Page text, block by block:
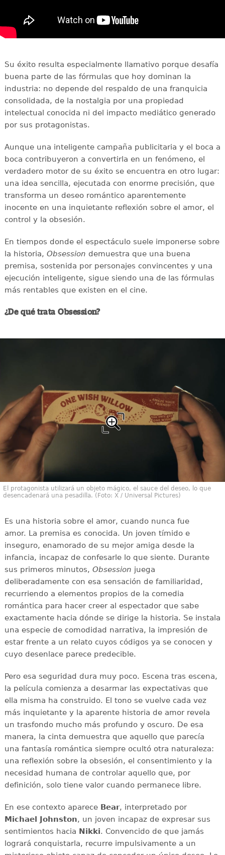
Su éxito resulta especialmente llamativo porque desafía
buena parte de las fórmulas que hoy dominan la
industria: no depende del respaldo de una franquicia
consolidada, de la nostalgia por una propiedad
intelectual conocida ni del impacto mediático generado
por sus protagonistas.
Aunque una inteligente campaña publicitaria y el boca a
boca contribuyeron a convertirla en un fenómeno, el
verdadero motor de su éxito se encuentra en otro lugar:
una idea sencilla, ejecutada con enorme precisión, que
transforma un deseo romántico aparentemente
inocente en una inquietante reflexión sobre el amor, el
control y la obsesión.
En tiempos donde el espectáculo suele imponerse sobre
la historia, Obsession demuestra que una buena
premisa, sostenida por personajes convincentes y una
ejecución inteligente, sigue siendo una de las fórmulas
más rentables que existen en el cine.
¿De qué trata Obsession?
El protagonista utilizará un objeto mágico, el sauce del deseo, lo que
desencadenará una pesadilla. (Foto: X / Universal Pictures)
Es una historia sobre el amor, cuando nunca fue
amor. La premisa es conocida. Un joven tímido e
inseguro, enamorado de su mejor amiga desde la
infancia, incapaz de confesarle lo que siente. Durante
sus primeros minutos, Obsession juega
deliberadamente con esa sensación de familiaridad,
recurriendo a elementos propios de la comedia
romántica para hacer creer al espectador que sabe
exactamente hacia dónde se dirige la historia. Se instala
una especie de comodidad narrativa, la impresión de
estar frente a un relato cuyos códigos ya se conocen y
cuyo desenlace parece predecible.
Pero esa seguridad dura muy poco. Escena tras escena,
la película comienza a desarmar las expectativas que
ella misma ha construido. El tono se vuelve cada vez
más inquietante y la aparente historia de amor revela
un trasfondo mucho más profundo y oscuro. De esa
manera, la cinta demuestra que aquello que parecía
una fantasía romántica siempre ocultó otra naturaleza:
una reflexión sobre la obsesión, el consentimiento y la
necesidad humana de controlar aquello que, por
definición, solo tiene valor cuando permanece libre.
En ese contexto aparece Bear, interpretado por
Michael Johnston, un joven incapaz de expresar sus
sentimientos hacia Nikki. Convencido de que jamás
logrará conquistarla, recurre impulsivamente a un